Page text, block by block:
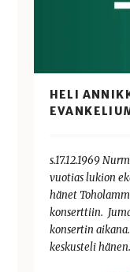
HELI
s.17.12.1969
vuotias lukion
hänet
konserttiin.
konsertin
keskusteli